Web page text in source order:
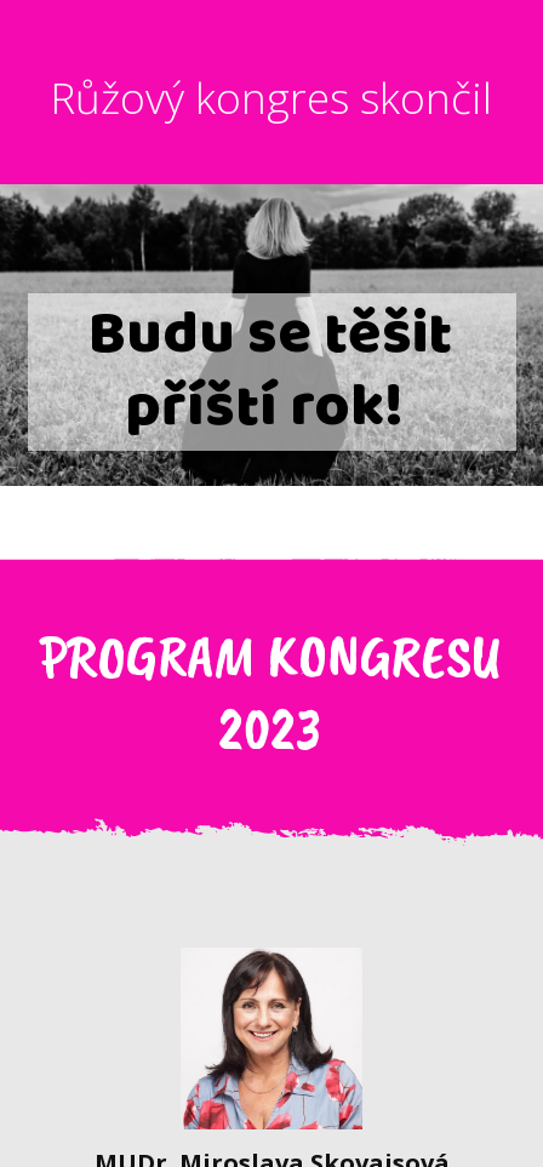
Růžový kongres skončil
Budu se těšit
příští rok!
PROGRAM KONGRESU
2023